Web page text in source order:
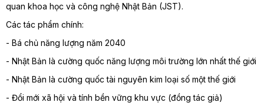
quan khoa học và công nghệ Nhật Bản (JST).
Các tác phẩm chính:
- Bá chủ năng lượng năm 2040
- Nhật Bản là cường quốc năng lượng môi trường lớn nhất thế giới
- Nhật Bản là cường quốc tài nguyên kim loại số một thế giới
- Đổi mới xã hội và tính bền vững khu vực (đồng tác giả)